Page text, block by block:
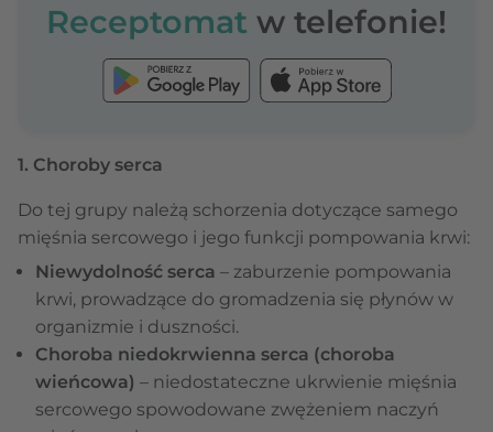
Receptomat w telefonie!
1. Choroby serca
Do tej grupy należą schorzenia dotyczące samego
mięśnia sercowego i jego funkcji pompowania krwi:
Niewydolność serca – zaburzenie pompowania
krwi, prowadzące do gromadzenia się płynów w
organizmie i duszności.
Choroba niedokrwienna serca (choroba
wieńcowa) – niedostateczne ukrwienie mięśnia
sercowego spowodowane zwężeniem naczyń